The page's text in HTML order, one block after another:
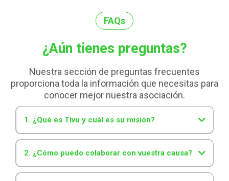
FAQs
¿Aún tienes preguntas?
Nuestra sección de preguntas frecuentes
proporciona toda la información que necesitas para
conocer mejor nuestra asociación.
1. ¿Qué es Tivu y cuál es su misión?
2. ¿Cómo puedo colaborar con vuestra causa?
Puedes colaborar de las siguientes formas: